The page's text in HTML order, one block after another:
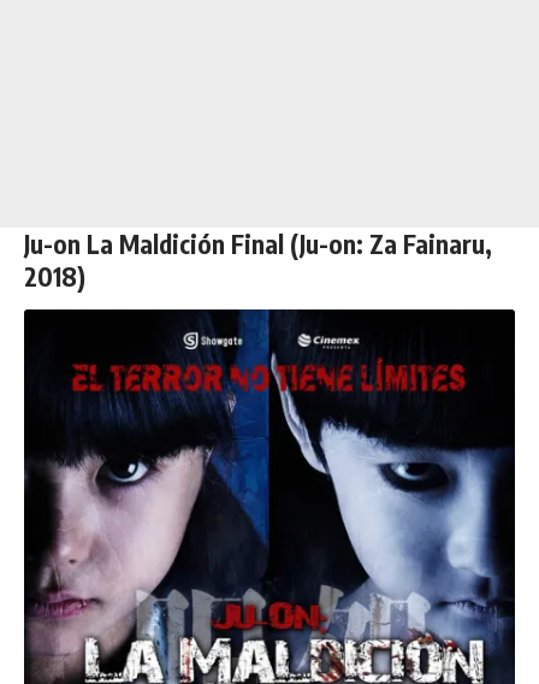
Ju-on La Maldición Final (Ju-on: Za Fainaru,
2018)